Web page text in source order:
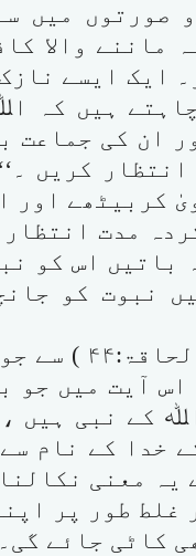
صورتوں میں
ماننے والا
ایک ایسے
ہیں کہ
ان کی جماعت
کریں
کربیٹھے اور
مدت
باتیں اس کو
نبوت کو
آیت وَلَوْ تَقَوَّلَ عَلَيْنَا
آیت میں جو
کے نبی ہیں
خدا کے نام
یہ معنی
غلط طور پر
کاٹی جائے گی۔